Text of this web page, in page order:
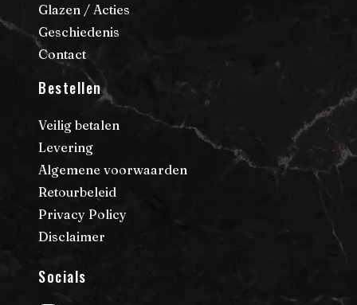
Socials
Glazen / Acties
Geschiedenis
Contact
Bestellen
Veilig betalen
Levering
Algemene voorwaarden
Retourbeleid
Privacy Policy
Disclaimer